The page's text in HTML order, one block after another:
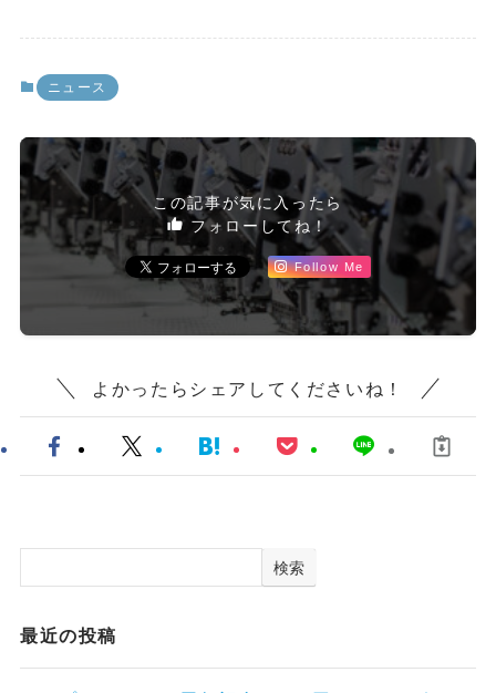
ニュース
この記事が気に入ったら
フォローしてね！
Follow Me
よかったらシェアしてくださいね！
検索
最近の投稿